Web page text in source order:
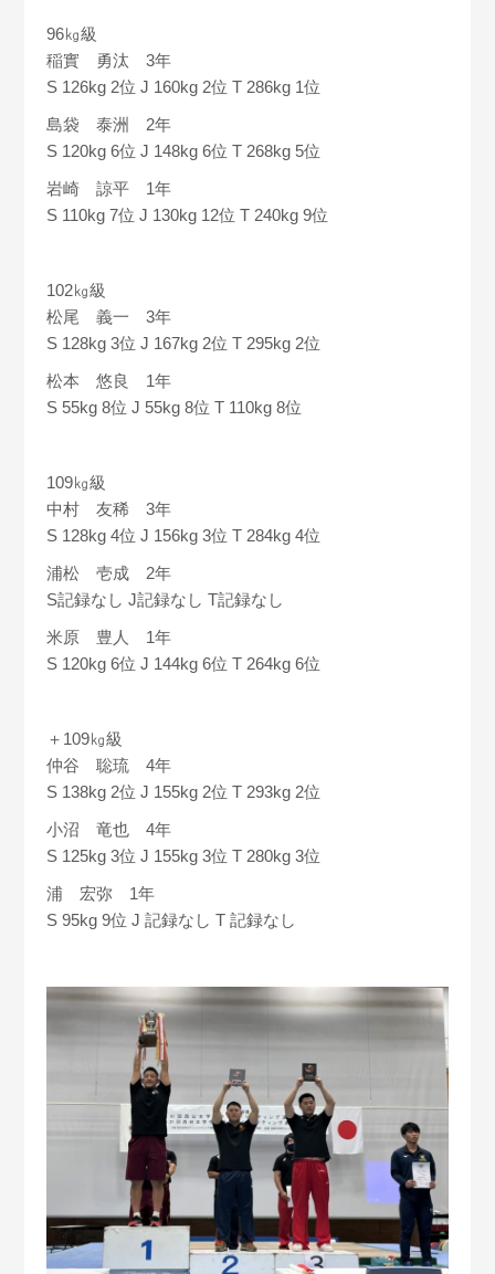
96㎏級
稲實 勇汰 3年
S 126kg 2位 J 160kg 2位 T 286kg 1位
島袋 泰洲 2年
S 120kg 6位 J 148kg 6位 T 268kg 5位
岩崎 諒平 1年
S 110kg 7位 J 130kg 12位 T 240kg 9位
102㎏級
松尾 義一 3年
S 128kg 3位 J 167kg 2位 T 295kg 2位
松本 悠良 1年
S 55kg 8位 J 55kg 8位 T 110kg 8位
109㎏級
中村 友稀 3年
S 128kg 4位 J 156kg 3位 T 284kg 4位
浦松 壱成 2年
S記録なし J記録なし T記録なし
米原 豊人 1年
S 120kg 6位 J 144kg 6位 T 264kg 6位
＋109㎏級
仲谷 聡琉 4年
S 138kg 2位 J 155kg 2位 T 293kg 2位
小沼 竜也 4年
S 125kg 3位 J 155kg 3位 T 280kg 3位
浦 宏弥 1年
S 95kg 9位 J 記録なし T 記録なし